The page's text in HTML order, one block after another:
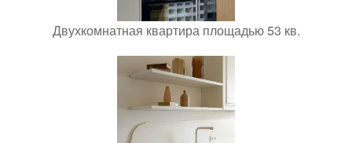
Двухкомнатная квартира площадью 53 кв.